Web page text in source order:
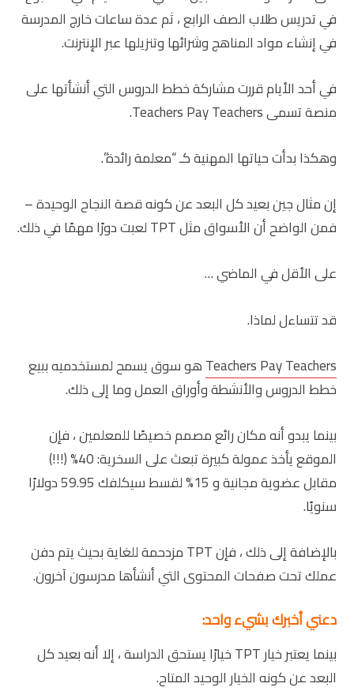
في تدريس طلاب الصف الرابع ، ثم عدة ساعات خارج المدرسة
في إنشاء مواد المناهج وشرائها وتنزيلها عبر الإنترنت.
في أحد الأيام قررت مشاركة خطط الدروس التي أنشأتها على
منصة تسمى Teachers Pay Teachers.
وهكذا بدأت حياتها المهنية كـ “معلمة رائدة”.
إن مثال جين بعيد كل البعد عن كونه قصة النجاح الوحيدة –
فمن الواضح أن الأسواق مثل TPT لعبت دورًا مهمًا في ذلك.
على الأقل في الماضي …
قد تتساءل لماذا.
Teachers Pay Teachersهو سوق يسمح لمستخدميه ببيع
خطط الدروس والأنشطة وأوراق العمل وما إلى ذلك.
بينما يبدو أنه مكان رائع مصمم خصيصًا للمعلمين ، فإن
الموقع يأخذ عمولة كبيرة تبعث على السخرية: 40% (!!!)
مقابل عضوية مجانية و 15% لقسط سيكلفك 59.95 دولارًا
سنويًا.
بالإضافة إلى ذلك ، فإن TPT مزدحمة للغاية بحيث يتم دفن
عملك تحت صفحات المحتوى التي أنشأها مدرسون آخرون.
دعني أخبرك بشيء واحد:
بينما يعتبر خيار TPT خيارًا يستحق الدراسة ، إلا أنه بعيد كل
البعد عن كونه الخيار الوحيد المتاح.